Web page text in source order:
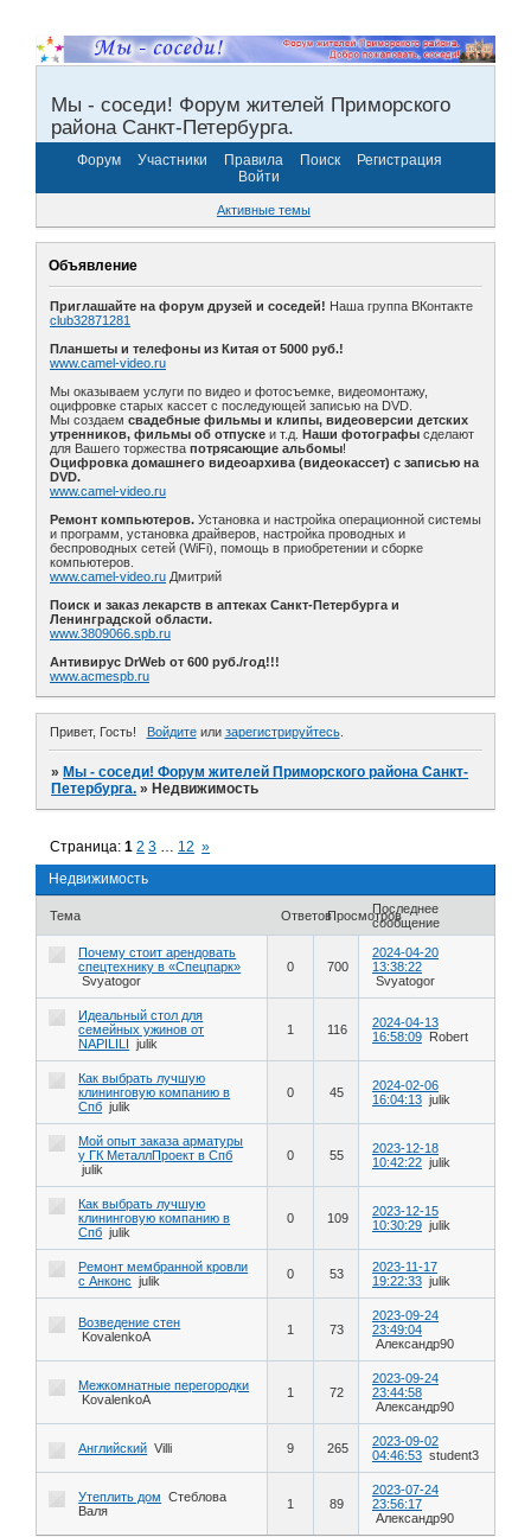
Мы - соседи! Форум жителей Приморского
района Санкт-Петербурга.
Форум Участники Правила Поиск
Регистрация
Войти
Активные темы
Объявление
Приглашайте на форум друзей и соседей! Наша группа ВКонтакте
club32871281
Планшеты и телефоны из Китая от 5000 руб.!
www.camel-video.ru
Мы оказываем услуги по видео и фотосъемке, видеомонтажу,
оцифровке старых кассет с последующей записью на DVD.
Мы создаем свадебные фильмы и клипы, видеоверсии детских
утренников, фильмы об отпуске и т.д. Наши фотографы сделают
для Вашего торжества потрясающие альбомы!
Оцифровка домашнего видеоархива (видеокассет) с записью на
DVD.
www.camel-video.ru
Ремонт компьютеров. Установка и настройка операционной системы
и программ, установка драйверов, настройка проводных и
беспроводных сетей (WiFi), помощь в приобретении и сборке
компьютеров.
www.camel-video.ru Дмитрий
Поиск и заказ лекарств в аптеках Санкт-Петербурга и
Ленинградской области.
www.3809066.spb.ru
Антивирус DrWeb от 600 руб./год!!!
www.acmespb.ru
Привет, Гость! Войдитеили зарегистрируйтесь.
» Мы - соседи! Форум жителей Приморского района Санкт-
Петербурга. » Недвижимость
Недвижимость
Страница:1 2 3 12 »
Тема ОтветовПросмотровПоследнее
сообщение
Почему стоит арендовать
спецтехнику в «Спецпарк»
Svyatogor
0 700
2024-04-20
13:38:22
Svyatogor
Идеальный стол для
семейных ужинов от
NAPILILI
julik
1 116
2024-04-13
16:58:09 Robert
Как выбрать лучшую
клининговую компанию в
Спб julik
0 45
2024-02-06
16:04:13 julik
Мой опыт заказа арматуры
у ГК МеталлПроект в Спб
julik
0 55
2023-12-18
10:42:22 julik
Как выбрать лучшую
клининговую компанию в
Спб julik
0 109
2023-12-15
10:30:29 julik
Ремонт мембранной кровли
с Анконс
julik 0 53
2023-11-17
19:22:33 julik
Возведение стен
KovalenkoA
1 73
2023-09-24
23:49:04
Александр90
Межкомнатные перегородки
KovalenkoA
1 72
2023-09-24
23:44:58
Александр90
Английский Villi 9 265
2023-09-02
04:46:53 student3
Утеплить дом
Стеблова
Валя
1 89
2023-07-24
23:56:17
Александр90